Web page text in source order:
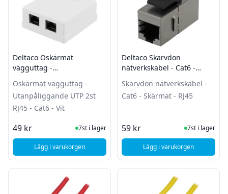
Deltaco Oskärmat
vägguttag -
RJ45 - Cat6 - Vit
Oskärmat vägguttag -
Utanpåliggande UTP 2st
RJ45 - Cat6 - Vit
49 kr I Lager
7st i lager
Lägg i varukorgen, Deltaco Oskärmat vägguttag - Utanpåliggande UTP 2st
Deltaco Skarvdon
nätverkskabel - Cat6 -
Skarvdon nätverkskabel -
Cat6 - Skärmat - RJ45
59 kr I Lager
7st i lager
Lägg i varukorgen, Deltaco Skarvdon